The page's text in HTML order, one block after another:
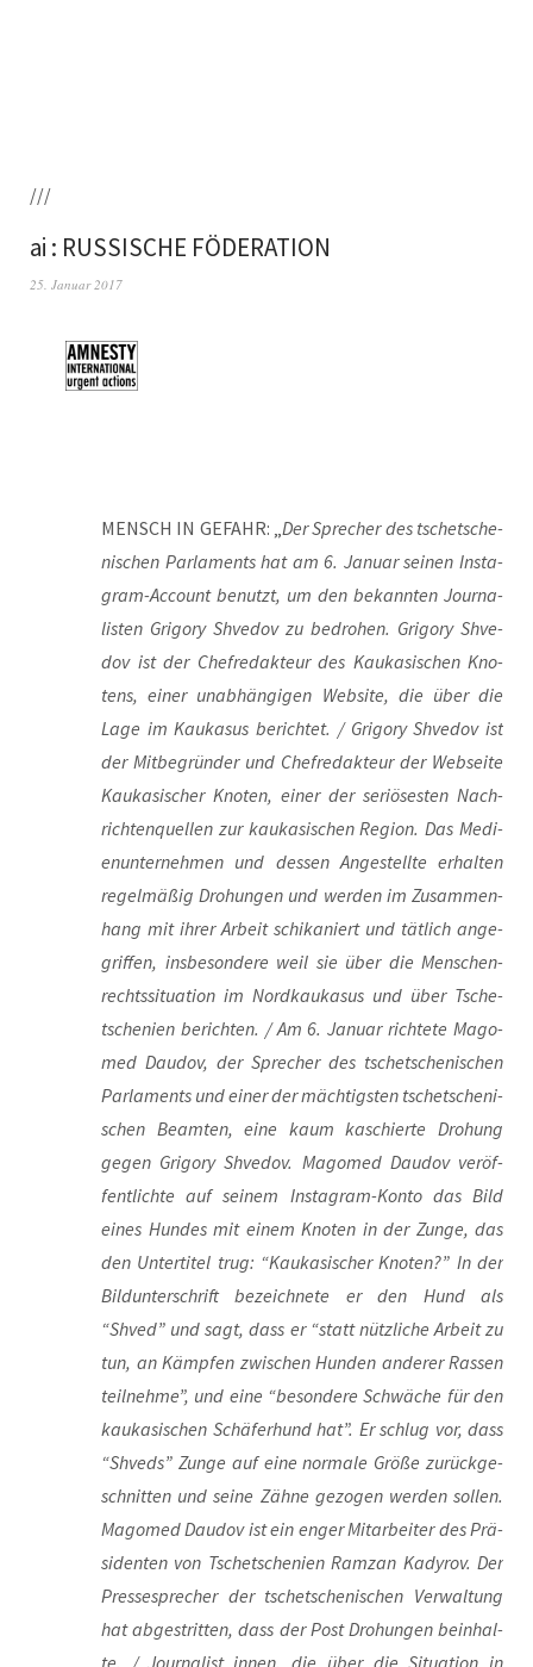
///
ai : RUSSISCHE FÖDERATION
25. Januar 2017
MENSCH IN GEFAHR: „Der Spre­cher des tsche­tsche­
ni­schen Par­la­ments hat am 6. Janu­ar sei­nen Insta­
gram-Account benutzt, um den bekann­ten Jour­na­
lis­ten Gri­go­ry Shve­dov zu bedro­hen. Gri­go­ry Shve­
dov ist der Chef­re­dak­teur des Kau­ka­si­schen Kno­
tens, einer unab­hän­gi­gen Web­site, die über die
Lage im Kau­ka­sus berich­tet. / Gri­go­ry Shve­dov ist
der Mit­be­grün­der und Chef­re­dak­teur der Web­sei­te
Kau­ka­si­scher Kno­ten, einer der seriö­ses­ten Nach­
rich­ten­quel­len zur kau­ka­si­schen Regi­on. Das Medi­
en­un­ter­neh­men und des­sen Ange­stell­te erhal­ten
regel­mä­ßig Dro­hun­gen und wer­den im Zusam­men­
hang mit ihrer Arbeit schi­ka­niert und tät­lich ange­
grif­fen, ins­be­son­de­re weil sie über die Men­schen­
rechts­si­tua­ti­on im Nord­kau­ka­sus und über Tsche­
tsche­ni­en berich­ten. / Am 6. Janu­ar rich­te­te Mago­
med Dau­dov, der Spre­cher des tsche­tsche­ni­schen
Par­la­ments und einer der mäch­tigs­ten tsche­tsche­ni­
schen Beam­ten, eine kaum kaschier­te Dro­hung
gegen Gri­go­ry Shve­dov. Mago­med Dau­dov ver­öf­
fent­lich­te auf sei­nem Insta­gram-Kon­to das Bild
eines Hun­des mit einem Kno­ten in der Zun­ge, das
den Unter­ti­tel trug: “Kau­ka­si­scher Kno­ten?” In der
Bild­un­ter­schrift bezeich­ne­te er den Hund als
“Shved” und sagt, dass er “statt nütz­li­che Arbeit zu
tun, an Kämp­fen zwi­schen Hun­den ande­rer Ras­sen
teil­neh­me”, und eine “beson­de­re Schwä­che für den
kau­ka­si­schen Schä­fer­hund hat”. Er schlug vor, dass
“Shveds” Zun­ge auf eine nor­ma­le Grö­ße zurück­ge­
schnit­ten und sei­ne Zäh­ne gezo­gen wer­den sol­len.
Mago­med Dau­dov ist ein enger Mit­ar­bei­ter des Prä­
si­den­ten von Tsche­tsche­ni­en Ram­zan Kady­rov. Der
Pres­se­spre­cher der tsche­tsche­ni­schen Ver­wal­tung
hat abge­strit­ten, dass der Post Dro­hun­gen beinhal­